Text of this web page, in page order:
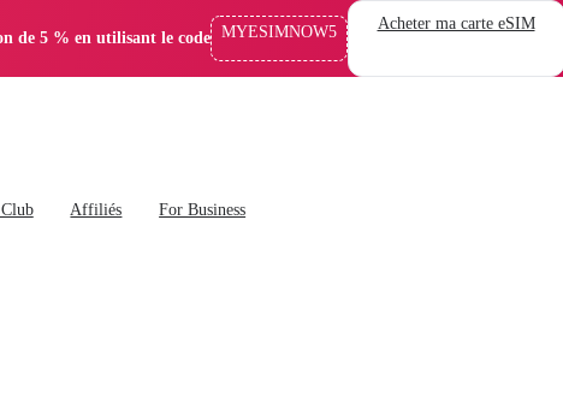
de 5 % en utilisant le code MYESIMNOW5 Acheter ma carte eSIM
Affiliés For Business